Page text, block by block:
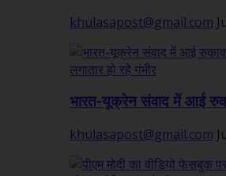
khulasapost@gmail.com
भारत-यूक्रेन संवाद में आई
khulasapost@gmail.com